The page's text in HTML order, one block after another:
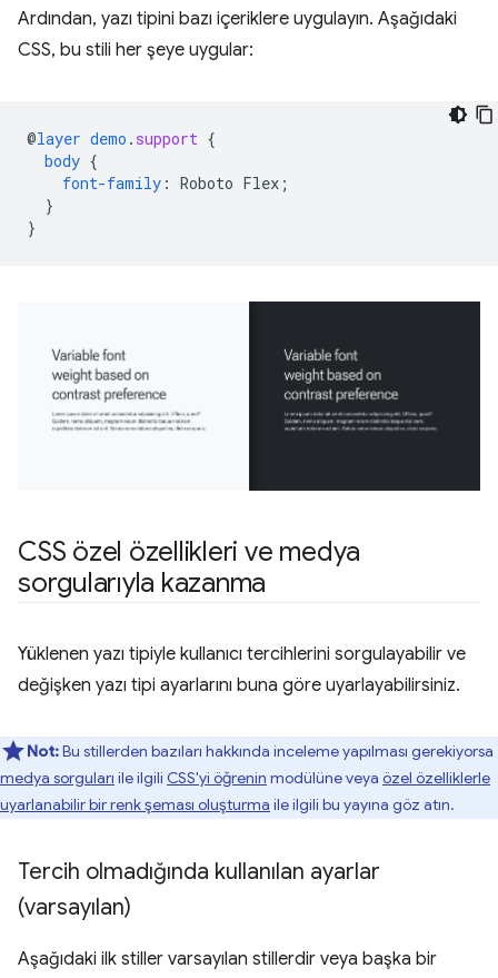
Ardından, yazı tipini bazı içeriklere uygulayın. Aşağıdaki
CSS, bu stili her şeye uygular:
@layer demo . support {
body {
font-family : Roboto Flex ;
}
}
CSS özel özellikleri ve medya
sorgularıyla kazanma
Yüklenen yazı tipiyle kullanıcı tercihlerini sorgulayabilir ve
değişken yazı tipi ayarlarını buna göre uyarlayabilirsiniz.
Not:Bu stillerden bazıları hakkında inceleme yapılması gerekiyorsa
medya sorguları ile ilgili CSS'yi öğrenin modülüne veya özel özelliklerle
uyarlanabilir bir renk şeması oluşturma ile ilgili bu yayına göz atın.
Tercih olmadığında kullanılan ayarlar
(varsayılan)
Aşağıdaki ilk stiller varsayılan stillerdir veya başka bir